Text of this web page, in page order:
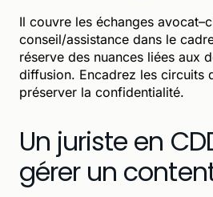
Il couvre les échanges
conseil/assistance dans le
réserve des nuances liées aux
diffusion. Encadrez les circuits
préserver la confidentialité.
Un juriste en
gérer un